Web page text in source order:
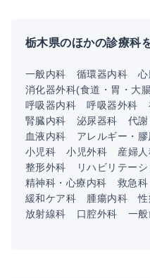
栃木県のほかの診療科
一般内科 循環器内科
消化器外科(食道・胃・大
呼吸器内科
呼吸器外科
腎臓内科
泌尿器科 代
血液内科
アレルギー・
小児科
小児外科 産婦
整形外科
リハビリテー
精神科・心療内科
救急科
緩和ケア科
腫瘍内科
放射線科
口腔外科 一